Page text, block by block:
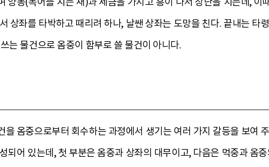
상좌를 타박하고 때리려 하나, 날쌘 상좌는 도망을 친다. 끝내는 타
는 물건으로 옴중이 함부로 쓸 물건이 아니다.
을 옴중으로부터 회수하는 과정에서 생기는 여러 가지 갈등을 보여
되어 있는데, 첫 부분은 옴중과 상좌의 대무이고, 다음은 먹중과 옴